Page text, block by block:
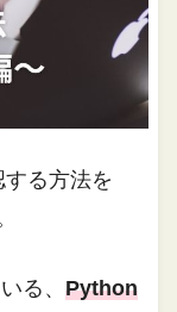
る方法を
る、Python